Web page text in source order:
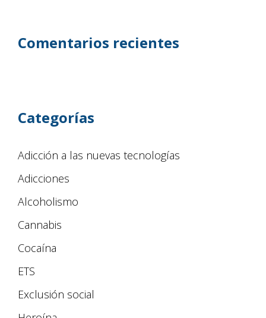
Comentarios recientes
Categorías
Adicción a las nuevas tecnologías
Adicciones
Alcoholismo
Cannabis
Cocaína
ETS
Exclusión social